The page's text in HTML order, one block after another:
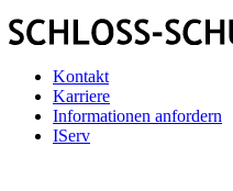
Kontakt
Karriere
Informationen anfordern
IServ